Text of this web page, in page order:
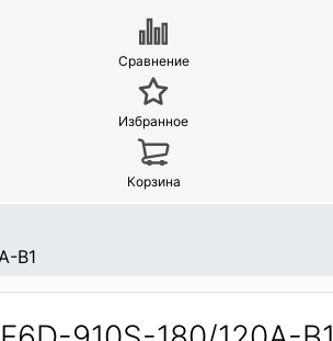
Сравнение
Избранное
Корзина
B1